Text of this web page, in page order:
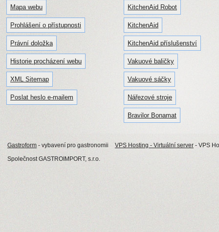
Mapa webu
Prohlášení o přístupnosti
Právní doložka
Historie procházení webu
XML Sitemap
Poslat heslo e-mailem
KitchenAid Robot
KitchenAid
KitchenAid příslušenství
Vakuové baličky
Vakuové sáčky
Nářezové stroje
Bravilor Bonamat
Gastroform - vybavení pro gastronomii VPS Hosting - Virtuální server - VPS
Společnost GASTROIMPORT, s.r.o.